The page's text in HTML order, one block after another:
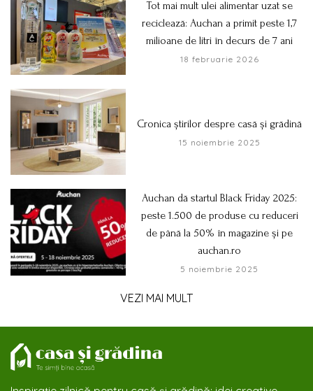
Tot mai mult ulei alimentar uzat se
reciclează: Auchan a primit peste 1,7
milioane de litri în decurs de 7 ani
18 februarie 2026
Cronica știrilor despre casă și grădină
15 noiembrie 2025
Auchan dă startul Black Friday 2025:
peste 1.500 de produse cu reduceri
de până la 50% în magazine și pe
auchan.ro
5 noiembrie 2025
VEZI MAI MULT